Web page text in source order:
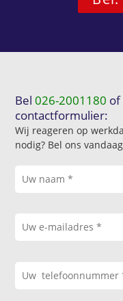
Bel026-2001180 of
contactformulier:
Wij reageren op
nodig? Bel ons